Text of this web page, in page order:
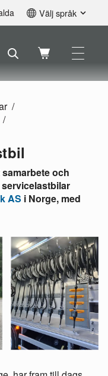
Välj språk
Svenska
Français
Nederlands
och
AS i Norge, med